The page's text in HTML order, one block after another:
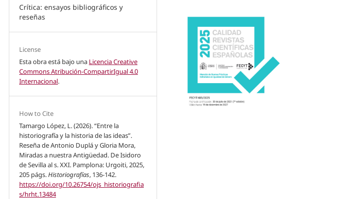
Crítica: ensayos bibliográficos y
reseñas
License
Esta obra está bajo una Licencia Creative
Commons Atribución-CompartirIgual 4.0
Internacional.
How to Cite
Tamargo López, L. (2026). “Entre la
historiografía y la historia de las ideas”.
Reseña de Antonio Duplá y Gloria Mora,
Miradas a nuestra Antigüedad. De Isidoro
de Sevilla al s. XXI. Pamplona: Urgoiti, 2025,
205 págs.Historiografías, 136-142.
https://doi.org/10.26754/ojs_historiografia
s/hrht.13484